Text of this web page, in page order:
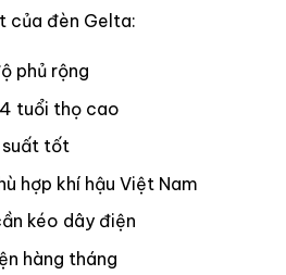
của đèn Gelta:
phủ rộng
tuổi thọ cao
suất tốt
hợp khí hậu Việt Nam
kéo dây điện
hàng tháng